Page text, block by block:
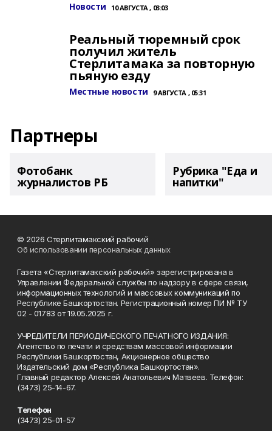
Новости 10 АВГУСТА , 03:03
Реальный тюремный срок
получил житель
Стерлитамака за повторную
пьяную езду
Местные новости 9 АВГУСТА , 05:31
Партнеры
Фотобанк
журналистов РБ
Рубрика "Еда и
напитки"
© 2026 Стерлитамакский рабочий
Об использовании персональных данных
Газета «Стерлитамакский рабочий» зарегистрирована в
Управлении Федеральной службы по надзору в сфере связи,
информационных технологий и массовых коммуникаций по
Республике Башкортостан. Регистрационный номер ПИ № ТУ
02 - 01783 от 19.05.2025 г.
УЧРЕДИТЕЛИ ПЕРИОДИЧЕСКОГО ПЕЧАТНОГО ИЗДАНИЯ:
Агентство по печати и средствам массовой информации
Республики Башкортостан, Акционерное общество
Издательский дом «Республика Башкортостан».
Главный редактор Алексей Анатольевич Матвеев. Телефон:
(3473) 25-14-67.
Телефон
(3473) 25-01-57